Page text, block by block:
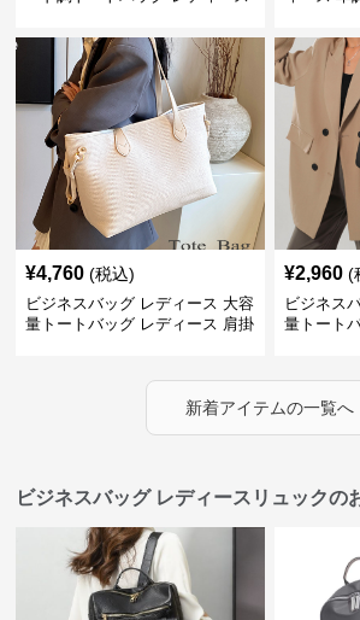
¥4,760 (税込)
ビジネスバッグ レディース 大容
量トートバッグ レディース 肩掛
¥2,960 (
ビジネス
量トート
新着アイテムの一覧へ
ビジネスバッグ レディースリュックの